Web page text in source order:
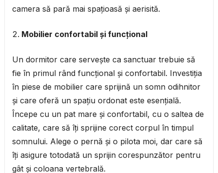
camera să pară mai spațioasă și aerisită.
Mobilier confortabil și funcțional
Un dormitor care servește ca sanctuar trebuie să
fie în primul rând funcțional și confortabil. Investiția
în piese de mobilier care sprijină un somn odihnitor
și care oferă un spațiu ordonat este esențială.
Începe cu un pat mare și confortabil, cu o saltea de
calitate, care să îți sprijine corect corpul în timpul
somnului. Alege o pernă și o pilota moi, dar care să
îți asigure totodată un sprijin corespunzător pentru
gât și coloana vertebrală.